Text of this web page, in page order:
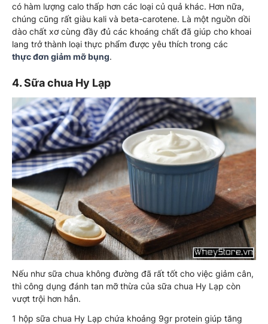
có hàm lượng calo thấp hơn các loại củ quả khác. Hơn nữa,
chúng cũng rất giàu kali và beta-carotene. Là một nguồn dồi
dào chất xơ cùng đầy đủ các khoáng chất đã giúp cho khoai
lang trở thành loại thực phẩm được yêu thích trong các
thực đơn giảm mỡ bụng.
4. Sữa chua Hy Lạp
Nếu như sữa chua không đường đã rất tốt cho việc giảm cân,
thì công dụng đánh tan mỡ thừa của sữa chua Hy Lạp còn
vượt trội hơn hẳn.
1 hộp sữa chua Hy Lạp chứa khoảng 9gr protein giúp tăng